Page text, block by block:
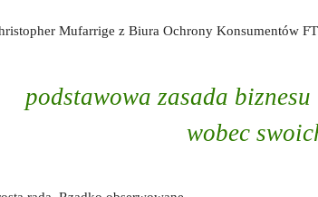
Mufarrige z Biura Ochrony Konsumentów
podstawowa zasada
wobec